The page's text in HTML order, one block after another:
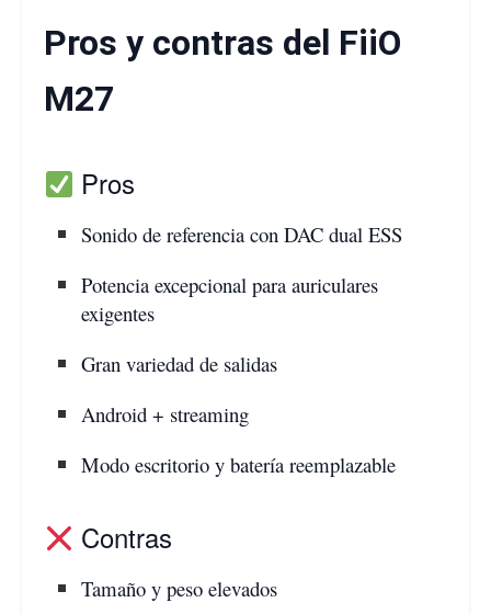
Pros y contras del FiiO
M27
Pros
Sonido de referencia con DAC dual ESS
Potencia excepcional para auriculares
exigentes
Gran variedad de salidas
Android + streaming
Modo escritorio y batería reemplazable
Contras
Tamaño y peso elevados